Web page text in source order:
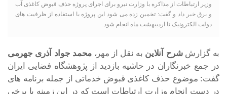
وزیر ارتباطات از مذاکره با وزارت نیرو برای اجرای پروژه حذف قبوض کاغذی آب
و برق خبر داد و گفت: تخمین زده می شود این پروژه با استفاده از ظرفیت های
دولت الکترونیک تا اردیبهشت ماه انجام شود.
به گزارششرح آنلاین به نقل از مهر، محمد جواد آذری جهرمی
در جمع خبرنگاران در حاشیه بازدید از پژوهشگاه فضایی ایران
گفت: موضوع حذف کاغذی قبوض خدماتی از جمله برنامه های
در دست انجام وزارت ارتباطات است که در این زمینه با برخی